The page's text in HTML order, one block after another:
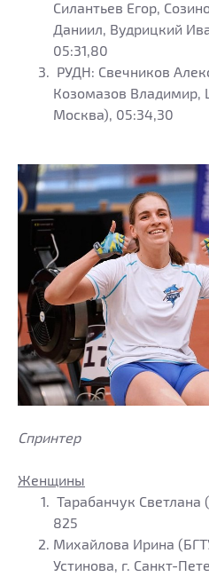
Силантьев Егор,
Даниил, Вудрицкий
05:31,80
РУДН: Свечников
Козомазов Владимир,
Москва), 05:34,30
Спринтер
Женщины
Тарабанчук Светлана
825
Михайлова Ирина
Устинова, г. Санкт-